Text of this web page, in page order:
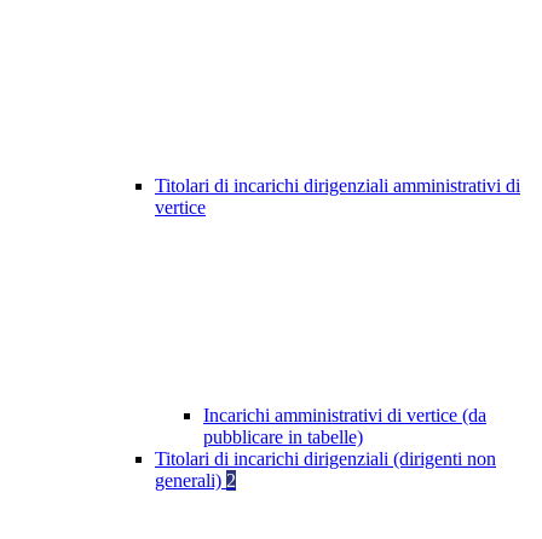
Titolari di incarichi dirigenziali amministrativi di
vertice
Incarichi amministrativi di vertice (da
pubblicare in tabelle)
Titolari di incarichi dirigenziali (dirigenti non
generali) 2